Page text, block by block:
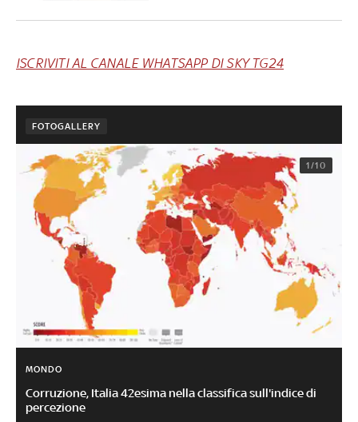
ISCRIVITI AL CANALE WHATSAPP DI SKY TG24
FOTOGALLERY
1/10
MONDO
Corruzione, Italia 42esima nella classifica sull'indice di
percezione